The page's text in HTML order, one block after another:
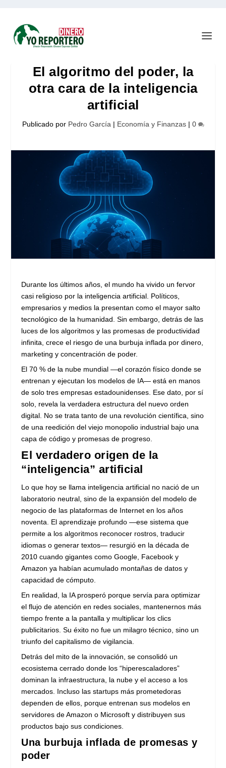
El algoritmo del poder, la
otra cara de la inteligencia
artificial
Publicado por Pedro García | Economía y Finanzas| 0
Durante los últimos años, el mundo ha vivido un fervor
casi religioso por la inteligencia artificial. Políticos,
empresarios y medios la presentan como el mayor salto
tecnológico de la humanidad. Sin embargo, detrás de las
luces de los algoritmos y las promesas de productividad
infinita, crece el riesgo de una burbuja inflada por dinero,
marketing y concentración de poder.
El 70 % de la nube mundial —el corazón físico donde se
entrenan y ejecutan los modelos de IA— está en manos
de solo tres empresas estadounidenses. Ese dato, por sí
solo, revela la verdadera estructura del nuevo orden
digital. No se trata tanto de una revolución científica, sino
de una reedición del viejo monopolio industrial bajo una
capa de código y promesas de progreso.
El verdadero origen de la
“inteligencia” artificial
Lo que hoy se llama inteligencia artificial no nació de un
laboratorio neutral, sino de la expansión del modelo de
negocio de las plataformas de Internet en los años
noventa. El aprendizaje profundo —ese sistema que
permite a los algoritmos reconocer rostros, traducir
idiomas o generar textos— resurgió en la década de
2010 cuando gigantes como Google, Facebook y
Amazon ya habían acumulado montañas de datos y
capacidad de cómputo.
En realidad, la IA prosperó porque servía para optimizar
el flujo de atención en redes sociales, mantenernos más
tiempo frente a la pantalla y multiplicar los clics
publicitarios. Su éxito no fue un milagro técnico, sino un
triunfo del capitalismo de vigilancia.
Detrás del mito de la innovación, se consolidó un
ecosistema cerrado donde los “hiperescaladores”
dominan la infraestructura, la nube y el acceso a los
mercados. Incluso las startups más prometedoras
dependen de ellos, porque entrenan sus modelos en
servidores de Amazon o Microsoft y distribuyen sus
productos bajo sus condiciones.
Una burbuja inflada de promesas y
poder